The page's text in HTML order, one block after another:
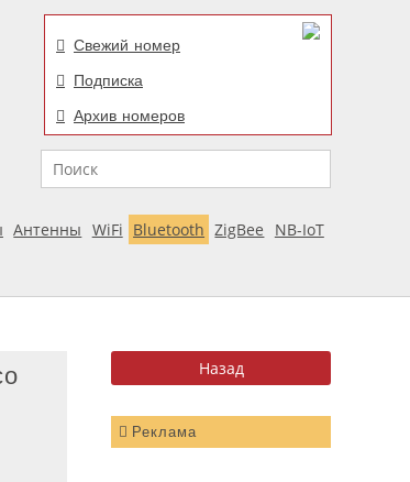
Свежий номер
Подписка
Архив номеров
Поиск
Антенны WiFi Bluetooth ZigBee
NB-IoT
Реклама